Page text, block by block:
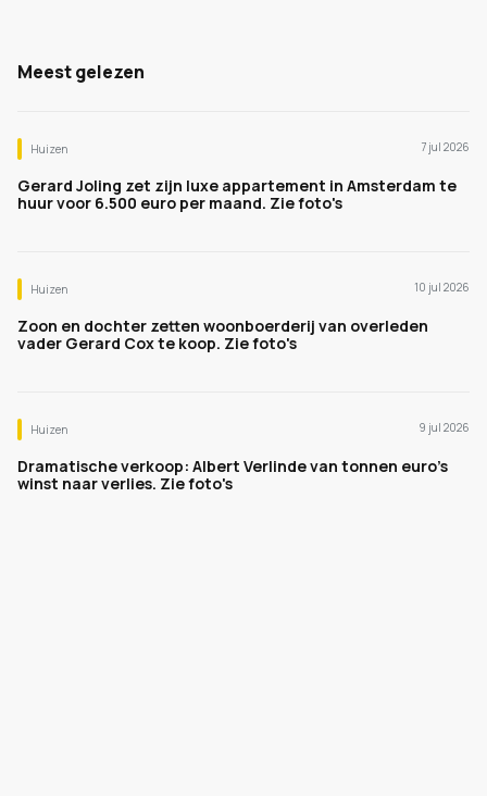
Meest gelezen
Huizen 7 jul 2026
Gerard Joling zet zijn luxe appartement in Amsterdam te
huur voor 6.500 euro per maand. Zie foto's
Huizen 10 jul 2026
Zoon en dochter zetten woonboerderij van overleden
vader Gerard Cox te koop. Zie foto's
Huizen 9 jul 2026
Dramatische verkoop: Albert Verlinde van tonnen euro's
winst naar verlies. Zie foto's